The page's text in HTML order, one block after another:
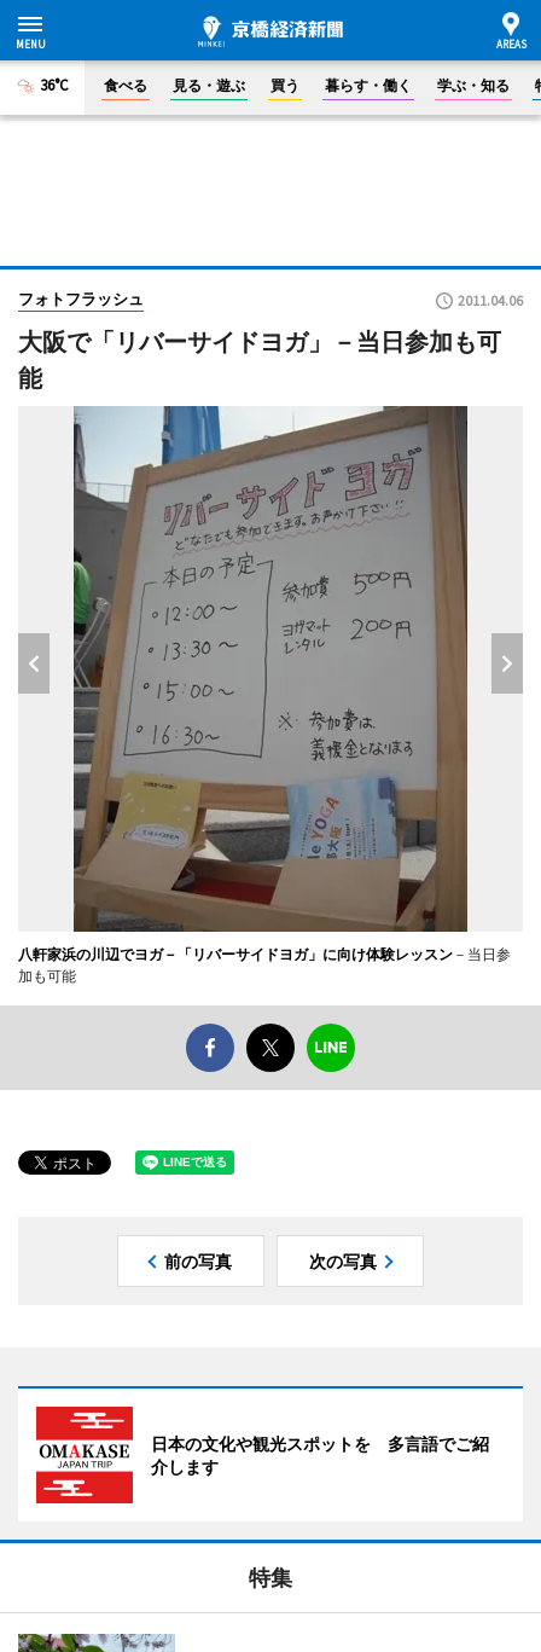
36°C 食べる 見る・遊ぶ 買う 暮らす・働く 学ぶ・知る
フォトフラッシュ 2011.04.06
大阪で「リバーサイドヨガ」－当日参加も可
能
八軒家浜の川辺でヨガ－「リバーサイドヨガ」に向け体験レッスン －当日参
加も可能
前の写真 次の写真
日本の文化や観光スポットを 多言語でご紹
介します
特集